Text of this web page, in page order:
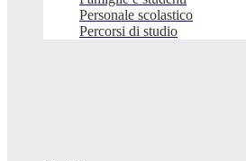
Personale scolastico
Percorsi di studio